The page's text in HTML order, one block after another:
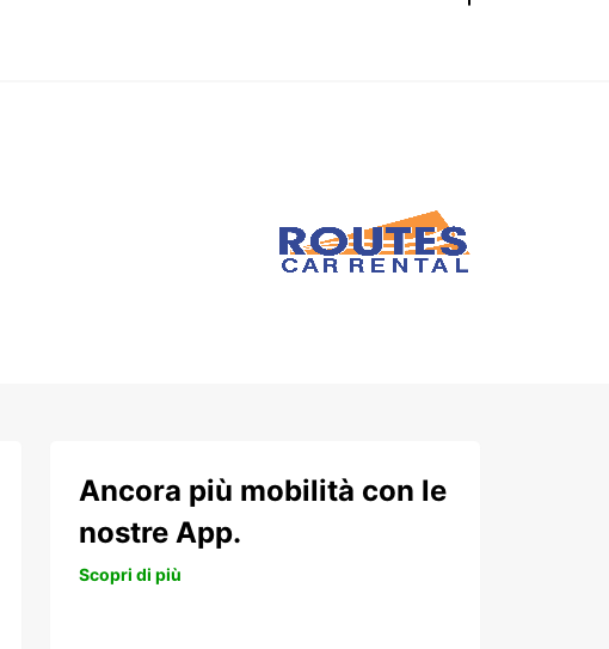
Ancora più mobilità con le
nostre App.
Scopri di più